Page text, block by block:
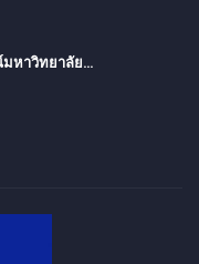
หาวิทยาลัย…